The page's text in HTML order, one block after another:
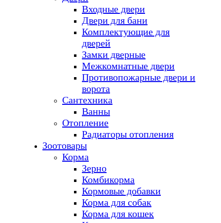
Входные двери
Двери для бани
Комплектующие для
дверей
Замки дверные
Межкомнатные двери
Противопожарные двери и
ворота
Сантехника
Ванны
Отопление
Радиаторы отопления
Зоотовары
Корма
Зерно
Комбикорма
Кормовые добавки
Корма для собак
Корма для кошек